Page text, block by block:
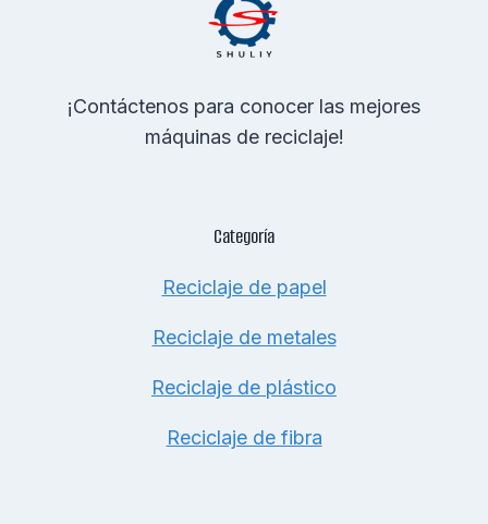
¡Contáctenos para conocer las mejores
máquinas de reciclaje!
Categoría
Reciclaje de papel
Reciclaje de metales
Reciclaje de plástico
Reciclaje de fibra